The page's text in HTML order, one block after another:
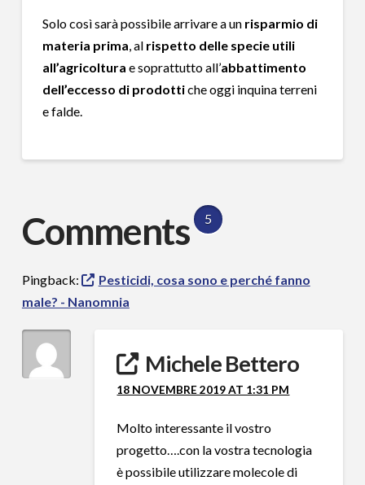
Solo così sarà possibile arrivare a un risparmio di
materia prima , al rispetto delle specie utili
all’agricoltura e soprattutto all’abbattimento
dell’eccesso di prodottiche oggi inquina terreni
e falde.
Comments 5
Pingback:
Pesticidi, cosa sono e perché fanno
male? - Nanomnia
Michele Bettero
18 NOVEMBRE 2019 AT 1:31 PM
Molto interessante il vostro
progetto….con la vostra tecnologia
è possibile utilizzare molecole di